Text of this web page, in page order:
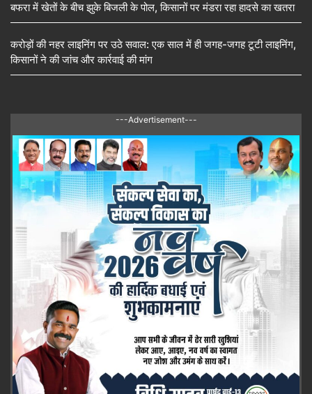
बफरा में खेतों के बीच झुके बिजली के पोल, किसानों पर मंडरा रहा हादसे का खतरा
करोड़ों की नहर लाइनिंग पर उठे सवाल: एक साल में ही जगह-जगह टूटी लाइनिंग,
किसानों ने की जांच और कार्रवाई की मांग
---Advertisement---